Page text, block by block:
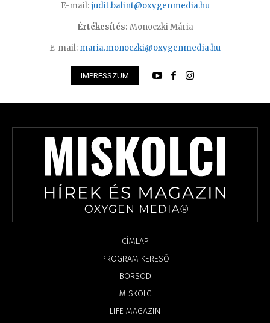
E-mail:judit.balint@oxygenmedia.hu
Értékesítés: Monoczki Mária
E-mail: maria.monoczki@oxygenmedia.hu
IMPRESSZUM
CÍMLAP
PROGRAM KERESŐ
BORSOD
MISKOLC
LIFE MAGAZIN